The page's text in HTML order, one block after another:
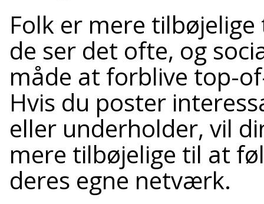
Folk er mere
de ser det ofte, og
måde at forblive top-
Hvis du poster
eller underholder, vil
mere tilbøjelige til at
deres egne netværk.